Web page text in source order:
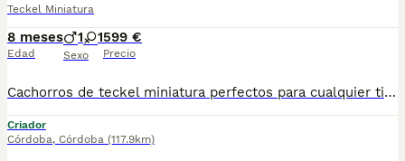
Teckel Miniatura
8 meses
Edad
1 1
Sexo
599 €
Precio
Cachorros de teckel miniatura perfectos para cualquier tipo de domicilio , exclusivamente a personas que busquen un miembro mas de la familia , los cachorros se encuentran socializados y libres de cualquier tipo de enfermedad virica y congenita , son una autentica monada , tenemos disponibles machos y hembras , a toda España personalmente 670864332
Criador
Córdoba, Córdoba (117.9km)